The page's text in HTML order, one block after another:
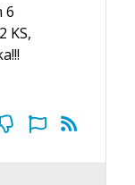
6
KS,